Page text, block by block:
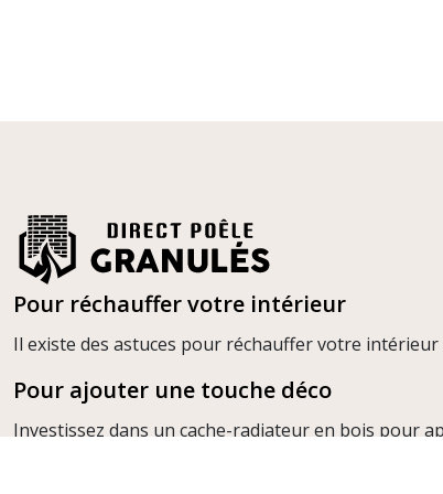
Pour réchauffer votre intérieur
Il existe des astuces pour réchauffer votre
Pour ajouter une touche déco
Investissez dans un cache-radiateur en bois pour